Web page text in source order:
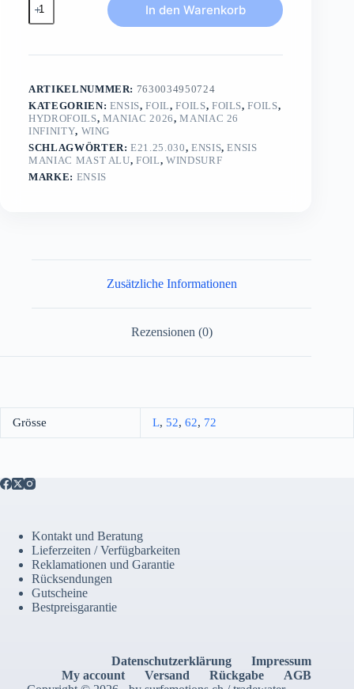
MANIAC
Mast
US-
Fuselag
Adapter
Menge
In den Warenkorb
ARTIKELNUMMER: 7630034950724
KATEGORIEN: ENSIS,FOIL,FOILS, FOILS,FOILS,
HYDROFOILS, MANIAC 2026,MANIAC 26
INFINITY, WING
SCHLAGWÖRTER:E21.25.030, ENSIS,ENSIS
MANIAC MAST ALU,FOIL, WINDSURF
MARKE: ENSIS
Zusätzliche Informationen
Rezensionen (0)
Grösse L, 52, 62, 72
Kontakt und Beratung
Lieferzeiten / Verfügbarkeiten
Reklamationen und Garantie
Rücksendungen
Gutscheine
Bestpreisgarantie
Datenschutzerklärung
Impressum
My account
Versand Rückgabe
AGB